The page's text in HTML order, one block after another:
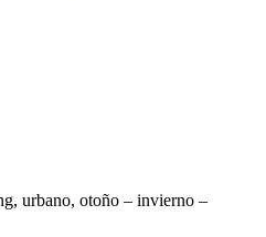
urbano, otoño – invierno –